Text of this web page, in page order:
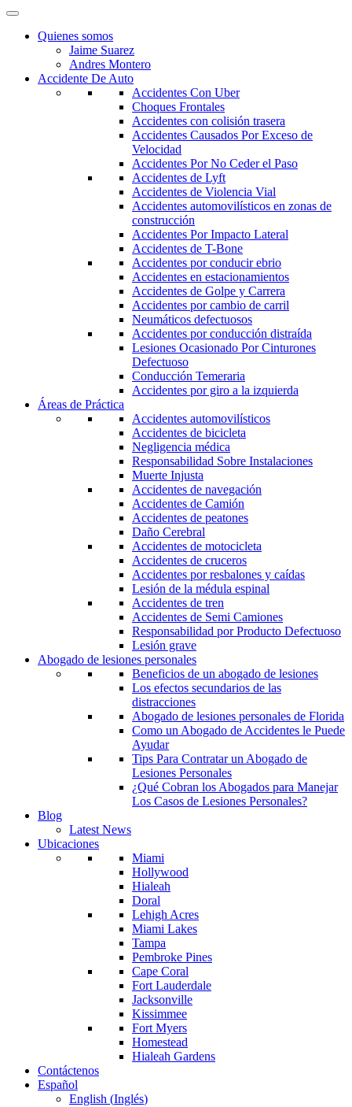
Quienes somos
Jaime Suarez
Andres Montero
Accidente De Auto
Accidentes Con Uber
Choques Frontales
Accidentes con colisión trasera
Accidentes Causados Por Exceso de
Velocidad
Accidentes Por No Ceder el Paso
Accidentes de Lyft
Accidentes de Violencia Vial
Accidentes automovilísticos en zonas de
construcción
Accidentes Por Impacto Lateral
Accidentes de T-Bone
Accidentes por conducir ebrio
Accidentes en estacionamientos
Accidentes de Golpe y Carrera
Accidentes por cambio de carril
Neumáticos defectuosos
Accidentes por conducción distraída
Lesiones Ocasionado Por Cinturones
Defectuoso
Conducción Temeraria
Accidentes por giro a la izquierda
Áreas de Práctica
Accidentes automovilísticos
Accidentes de bicicleta
Negligencia médica
Responsabilidad Sobre Instalaciones
Muerte Injusta
Accidentes de navegación
Accidentes de Camión
Accidentes de peatones
Daño Cerebral
Accidentes de motocicleta
Accidentes de cruceros
Accidentes por resbalones y caídas
Lesión de la médula espinal
Accidentes de tren
Accidentes de Semi Camiones
Responsabilidad por Producto Defectuoso
Lesión grave
Abogado de lesiones personales
Beneficios de un abogado de lesiones
Los efectos secundarios de las
distracciones
Abogado de lesiones personales de Florida
Como un Abogado de Accidentes le Puede
Ayudar
Tips Para Contratar un Abogado de
Lesiones Personales
¿Qué Cobran los Abogados para Manejar
Los Casos de Lesiones Personales?
Blog
Latest News
Ubicaciones
Miami
Hollywood
Hialeah
Doral
Lehigh Acres
Miami Lakes
Tampa
Pembroke Pines
Cape Coral
Fort Lauderdale
Jacksonville
Kissimmee
Fort Myers
Homestead
Hialeah Gardens
Contáctenos
Español
English (Inglés)